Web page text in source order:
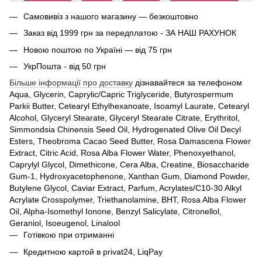
Самовивіз з нашого магазину — безкоштовно
Заказ від 1999 грн за передплатою - ЗА НАШ РАХУНОК
Новою поштою по Україні — від 75 грн
УкрПошта - від 50 грн
Більше інформації про доставку дізнавайтеся за телефоном
Aqua, Glycerin, Caprylic/Capric Triglyceride, Butyrospermum
Parkii Butter, Cetearyl Ethylhexanoate, Isoamyl Laurate, Cetearyl
Alcohol, Glyceryl Stearate, Glyceryl Stearate Citrate, Erythritol,
Simmondsia Chinensis Seed Oil, Hydrogenated Olive Oil Decyl
Esters, Theobroma Cacao Seed Butter, Rosa Damascena Flower
Extract, Citric Acid, Rosa Alba Flower Water, Phenoxyethanol,
Caprylyl Glycol, Dimethicone, Cera Alba, Creatine, Biosaccharide
Gum-1, Hydroxyacetophenone, Xanthan Gum, Diamond Powder,
Butylene Glycol, Caviar Extract, Parfum, Acrylates/C10-30 Alkyl
Acrylate Crosspolymer, Triethanolamine, BHT, Rosa Alba Flower
Oil, Alpha-Isomethyl Ionone, Benzyl Salicylate, Citronellol,
Geraniol, Isoeugenol, Linalool
Готівкою при отриманні
Кредитною картой в privat24, LiqPay